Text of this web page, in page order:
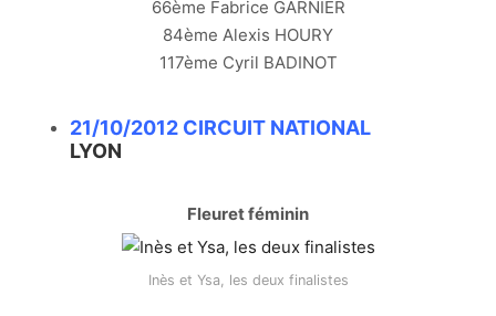
66ème Fabrice GARNIER
84ème Alexis HOURY
117ème Cyril BADINOT
21/10/2012 CIRCUIT NATIONAL
LYON
Fleuret féminin
Inès et Ysa, les deux finalistes